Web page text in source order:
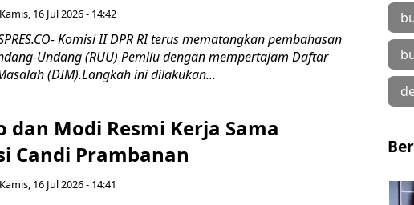
Kamis, 16 Jul 2026 - 14:42
Komisi II DPR RI terus mematangkan pembahasan
Undang (RUU) Pemilu dengan mempertajam Daftar
(DIM).Langkah ini dilakukan...
dan Modi Resmi Kerja Sama
Candi Prambanan
Kamis, 16 Jul 2026 - 14:41